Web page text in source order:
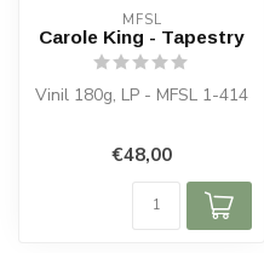
MFSL
Carole King - Tapestry
Vinil 180g, LP - MFSL 1-414
€48,00